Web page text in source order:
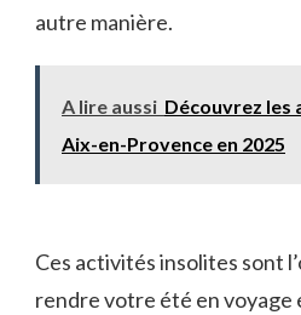
autre⁤ manière.
A lire aussi Découvrez les
Aix-en-Provence en 2025
Ces ⁤activités insolites sont
rendre votre été en voyage